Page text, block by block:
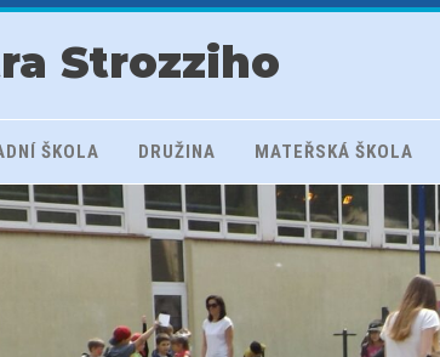
Strozziho
ŠKOLA DRUŽINA MATEŘSKÁ ŠKOLA